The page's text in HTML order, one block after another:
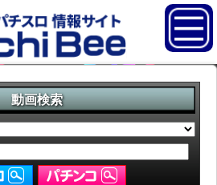
動画検索